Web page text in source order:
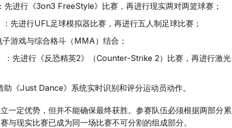
：先进行《3on3 FreeStyle》比赛，再进行现实两对两篮球赛；
：先进行UFL足球模拟器比赛，再进行五人制足球比赛；
子游戏与综合格斗（MMA）结合；
：先进行《反恐精英2》（Counter-Strike 2）比赛，再进行激光
助《Just Dance》系统实时识别和评分运动员动作。
一定优势，但并不能确保最终获胜。参赛队伍必须根据两部分累
与现实比赛已成为同一场比赛不可分割的组成部分。